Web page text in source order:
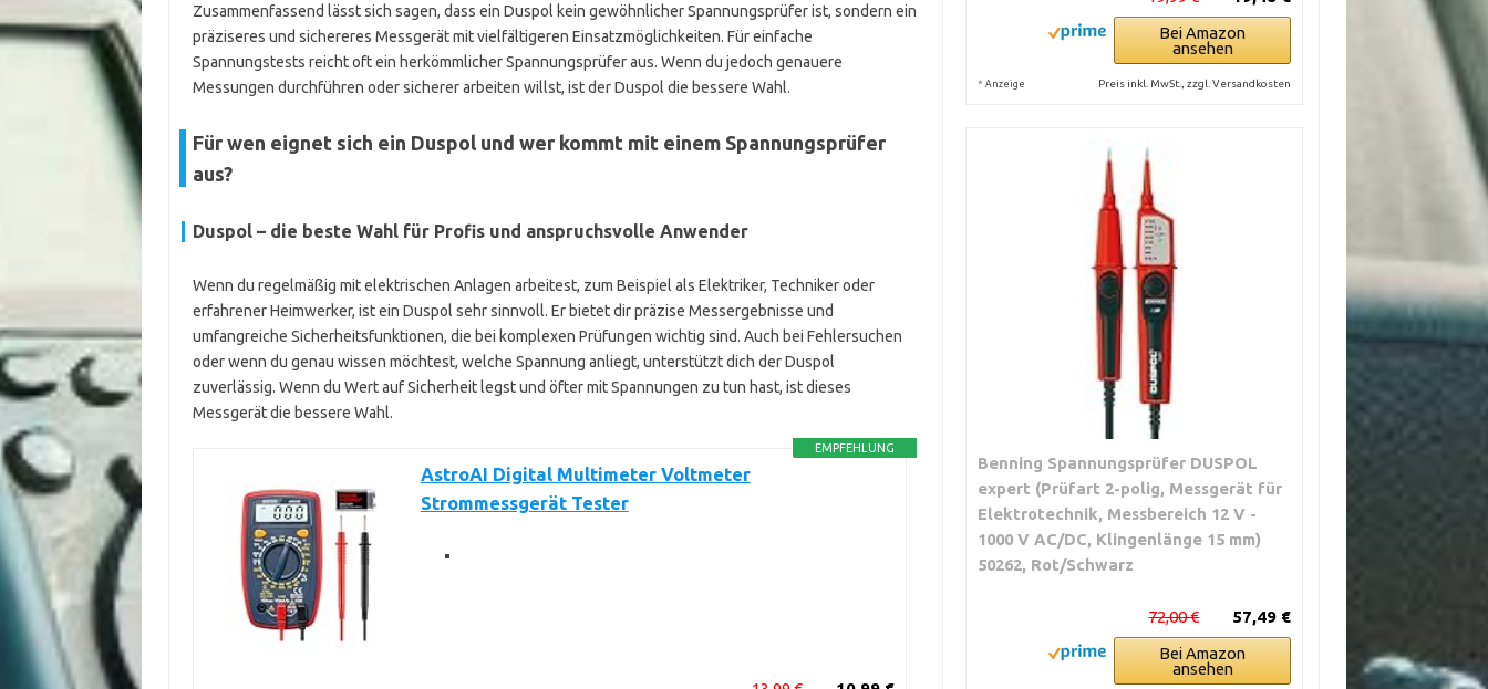
Zusammenfassend lässt sich sagen, dass ein Duspol kein gewöhnlicher Spannungsprüfer ist, sondern ein
präziseres und sichereres Messgerät mit vielfältigeren Einsatzmöglichkeiten. Für einfache
Spannungstests reicht oft ein herkömmlicher Spannungsprüfer aus. Wenn du jedoch genauere
Messungen durchführen oder sicherer arbeiten willst, ist der Duspol die bessere Wahl.
Für wen eignet sich ein Duspol und wer kommt mit einem Spannungsprüfer
aus?
Duspol – die beste Wahl für Profis und anspruchsvolle Anwender
Wenn du regelmäßig mit elektrischen Anlagen arbeitest, zum Beispiel als Elektriker, Techniker oder
erfahrener Heimwerker, ist ein Duspol sehr sinnvoll. Er bietet dir präzise Messergebnisse und
umfangreiche Sicherheitsfunktionen, die bei komplexen Prüfungen wichtig sind. Auch bei Fehlersuchen
oder wenn du genau wissen möchtest, welche Spannung anliegt, unterstützt dich der Duspol
zuverlässig. Wenn du Wert auf Sicherheit legst und öfter mit Spannungen zu tun hast, ist dieses
Messgerät die bessere Wahl.
EMPFEHLUNG
AstroAI Digital Multimeter Voltmeter
Strommessgerät Tester
Bei Amazon
ansehen
* Anzeige Preis inkl. MwSt., zzgl. Versandkosten
Benning Spannungsprüfer DUSPOL
expert (Prüfart 2-polig, Messgerät für
Elektrotechnik, Messbereich 12 V -
1000 V AC/DC, Klingenlänge 15 mm)
50262, Rot/Schwarz
57,49 €
72,00 €
Bei Amazon
ansehen